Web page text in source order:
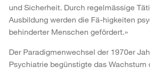
und Sicherheit. Durch regelmässige
Ausbildung werden die Fä-higkeiten
behinderter Menschen gefördert.»
Der Paradigmenwechsel der 1970er
Psychiatrie begünstigte das Wachstum